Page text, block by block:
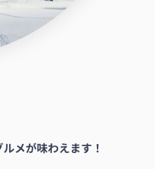
メが味わえます！